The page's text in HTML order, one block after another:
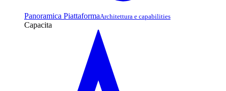
Panoramica PiattaformaArchitettura e capabilities
Capacita